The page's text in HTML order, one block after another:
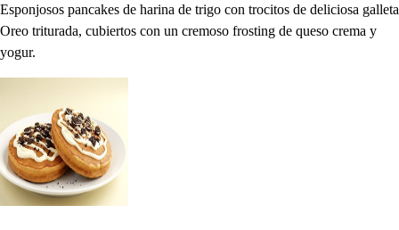
Esponjosos pancakes de harina de trigo con trocitos de deliciosa galleta
Oreo triturada, cubiertos con un cremoso frosting de queso crema y
yogur.